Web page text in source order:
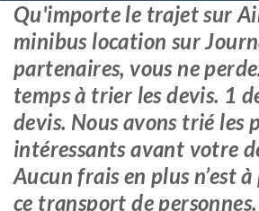
Qu'importe le trajet sur
minibus location sur
partenaires, vous ne
temps à trier les devis. 1
devis. Nous avons trié les
intéressants avant votre
Aucun frais en plus n’est
ce transport de